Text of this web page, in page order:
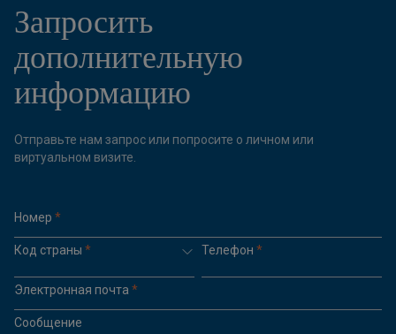
Запросить
дополнительную
информацию
Отправьте нам запрос или попросите о личном или
виртуальном визите.
Номер *
Код страны * Телефон *
Электронная почта *
Сообщение